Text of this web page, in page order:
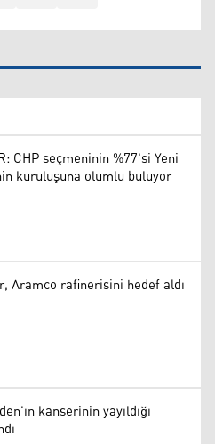
CHP seçmeninin %77'si Yeni
kuruluşuna olumlu buluyor
Aramco rafinerisini hedef aldı
kanserinin yayıldığı